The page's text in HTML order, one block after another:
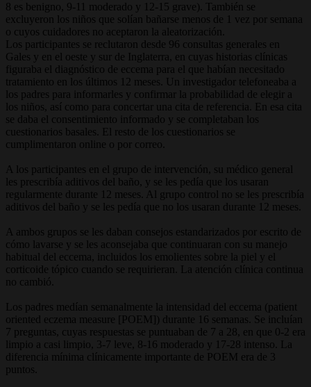
8 es benigno, 9-11 moderado y 12-15 grave). También se
excluyeron los niños que solían bañarse menos de 1 vez por semana
o cuyos cuidadores no aceptaron la aleatorización.
Los participantes se reclutaron desde 96 consultas generales en
Gales y en el oeste y sur de Inglaterra, en cuyas historias clínicas
figuraba el diagnóstico de eccema para el que habían necesitado
tratamiento en los últimos 12 meses. Un investigador telefoneaba a
los padres para informarles y confirmar la probabilidad de elegir a
los niños, así como para concertar una cita de referencia. En esa cita
se daba el consentimiento informado y se completaban los
cuestionarios basales. El resto de los cuestionarios se
cumplimentaron online o por correo.
A los participantes en el grupo de intervención, su médico general
les prescribía aditivos del baño, y se les pedía que los usaran
regularmente durante 12 meses. Al grupo control no se les prescribía
aditivos del baño y se les pedía que no los usaran durante 12 meses.
A ambos grupos se les daban consejos estandarizados por escrito de
cómo lavarse y se les aconsejaba que continuaran con su manejo
habitual del eccema, incluidos los emolientes sobre la piel y el
corticoide tópico cuando se requirieran. La atención clínica continua
no cambió.
Los padres medían semanalmente la intensidad del eccema (patient
oriented eczema measure [POEM]) durante 16 semanas. Se incluían
7 preguntas, cuyas respuestas se puntuaban de 7 a 28, en que 0-2 era
limpio a casi limpio, 3-7 leve, 8-16 moderado y 17-28 intenso. La
diferencia mínima clínicamente importante de POEM era de 3
puntos.